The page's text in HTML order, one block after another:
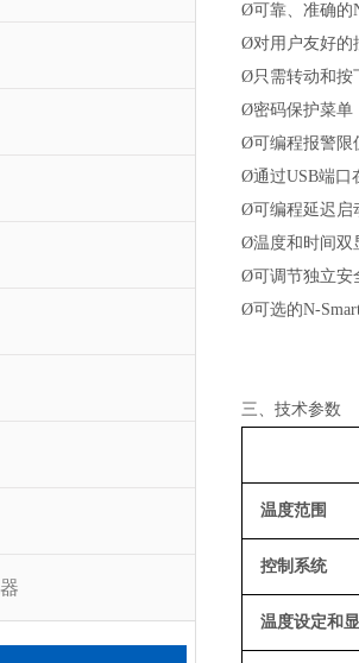
Ø可靠、准确的
Ø对用户友好的
Ø只需转动和按
Ø密码保护菜单
Ø可编程报警限
Ø通过USB端口
Ø可编程延迟启
Ø温度和时间双
Ø可调节独立安
Ø可选的N-
三、技术参数
温度范围
控制系统
温度设定和